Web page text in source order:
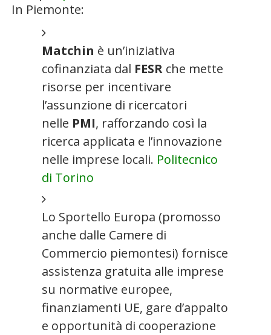
In Piemonte:
Matchin è un’iniziativa
cofinanziata dal FESR che mette
risorse per incentivare
l’assunzione di ricercatori
nelle PMI, rafforzando così la
ricerca applicata e l’innovazione
nelle imprese locali. Politecnico
di Torino
Lo Sportello Europa (promosso
anche dalle Camere di
Commercio piemontesi) fornisce
assistenza gratuita alle imprese
su normative europee,
finanziamenti UE, gare d’appalto
e opportunità di cooperazione